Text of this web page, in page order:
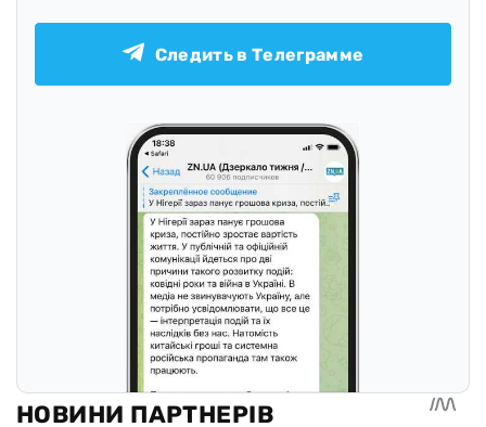
Следить в Телеграмме